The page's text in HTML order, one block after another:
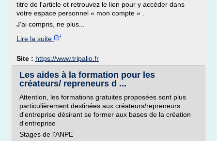
titre de l'article et retrouvez le lien pour y accéder dans
votre espace personnel « mon compte » .
J'ai compris, ne plus...
Lire la suite
Site : https://www.tripalio.fr
Les aides à la formation pour les
créateurs/ repreneurs d ...
Attention, les formations gratuites proposées sont plus
particulièrement destinées aux créateurs/repreneurs
d'entreprise désirant se former aux bases de la création
d'entreprise
Stages de l'ANPE